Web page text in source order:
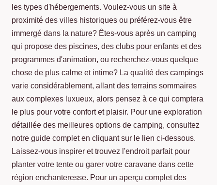
les types d'hébergements. Voulez-vous un site à
proximité des villes historiques ou préférez-vous être
immergé dans la nature? Êtes-vous après un camping
qui propose des piscines, des clubs pour enfants et des
programmes d'animation, ou recherchez-vous quelque
chose de plus calme et intime? La qualité des campings
varie considérablement, allant des terrains sommaires
aux complexes luxueux, alors pensez à ce qui comptera
le plus pour votre confort et plaisir. Pour une exploration
détaillée des meilleures options de camping, consultez
notre guide complet en cliquant sur le lien ci-dessous.
Laissez-vous inspirer et trouvez l'endroit parfait pour
planter votre tente ou garer votre caravane dans cette
région enchanteresse. Pour un aperçu complet des